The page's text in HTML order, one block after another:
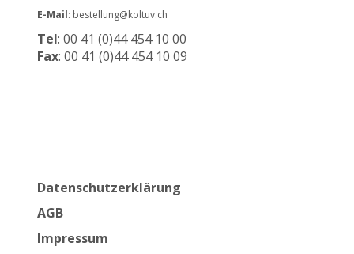
E-Mail: bestellung@koltuv.ch
Tel: 00 41 (0)44 454 10 00
Fax: 00 41 (0)44 454 10 09
Datenschutzerklärung
AGB
Impressum